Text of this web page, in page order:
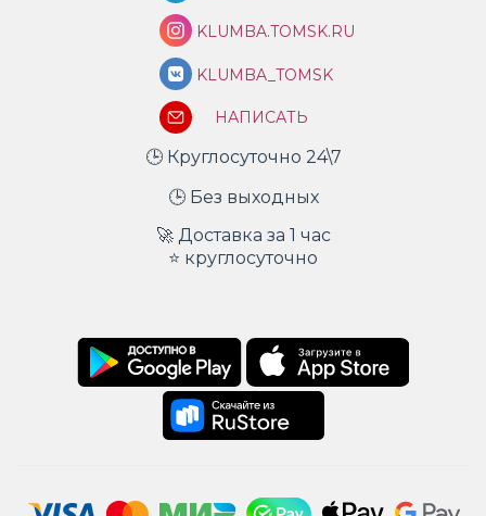
KLUMBA.TOMSK.RU
KLUMBA_TOMSK
НАПИСАТЬ
🕒 Круглосуточно 24\7
🕒 Без выходных
🚀 Доставка за 1 час
⭐ круглосуточно